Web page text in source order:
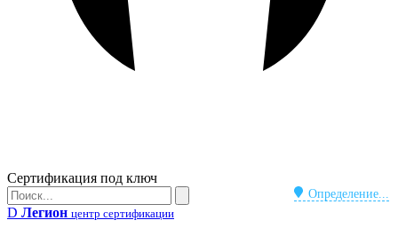
Бейдж
Сертификация под ключ
Определение...
Поиск
Поиск
D Легион центр сертификации